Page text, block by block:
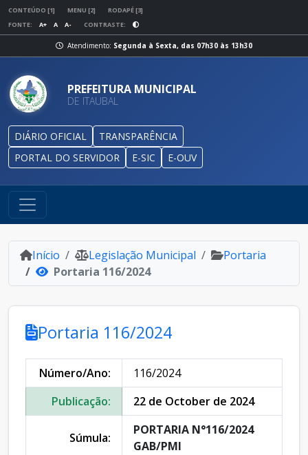
CONTEÚDO [1] MENU [2]
RODAPÉ [3]
FONTE:
A+ A A- CONTRASTE:
Atendimento: Segunda à Sexta, das 07h30 às 13h30
PREFEITURA MUNICIPAL
DE ITAUBAL
DIÁRIO OFICIAL
TRANSPARÊNCIA
PORTAL DO SERVIDOR
E-SIC E-OUV
Início Legislação Municipal
Portaria
Portaria 116/2024
Portaria 116/2024
Número/Ano:
116/2024
Publicação:
22 de October de 2024
Súmula:
PORTARIA N°116/2024
GAB/PMI